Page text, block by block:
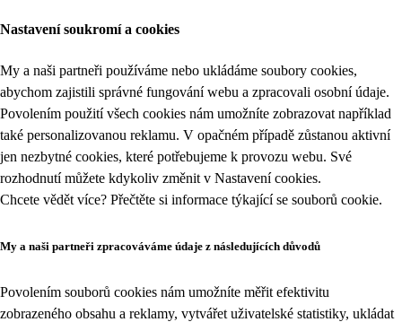
Nastavení soukromí a cookies
My a naši partneři používáme nebo ukládáme soubory cookies,
abychom zajistili správné fungování webu a zpracovali osobní údaje.
Povolením použití všech cookies nám umožníte zobrazovat například
také personalizovanou reklamu. V opačném případě zůstanou aktivní
jen nezbytné cookies, které potřebujeme k provozu webu. Své
rozhodnutí můžete kdykoliv změnit v Nastavení cookies.
Chcete vědět více? Přečtěte si informace týkající se souborů cookie.
My a naši partneři zpracováváme údaje z následujících důvodů
Povolením souborů cookies nám umožníte měřit efektivitu
zobrazeného obsahu a reklamy, vytvářet uživatelské statistiky, ukládat